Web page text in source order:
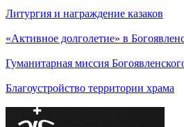
Литургия и награждение казаков
«Активное долголетие» в
Гуманитарная миссия
Благоустройство территории храма